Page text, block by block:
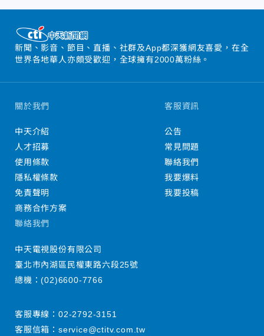
新聞、影音、節目、直播、社群及App都深獲網友喜愛，在全
世界各地華人亦頗受歡迎，全球擁有2000萬粉絲。
關於我們
中天介紹
人才招募
使用條款
隱私權條款
免責聲明
商務合作方案
客服資訊
公告
常見問題
聯絡我們
我要爆料
我要投稿
聯絡我們
中天電視股份有限公司
臺北市內湖區民權東路六段25號
總機：(02)6600-7766
客服專線： 02-2792-3151
客服信箱： service@ctitv.com.tw